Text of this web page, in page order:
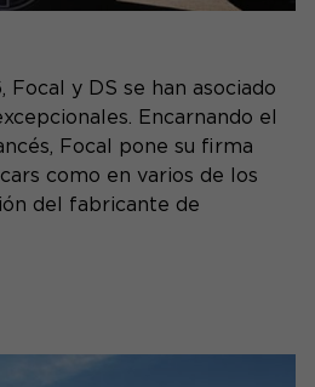
Focal y DS se han asociado
Encarnando el
Focal pone su firma
como en varios de los
del fabricante de